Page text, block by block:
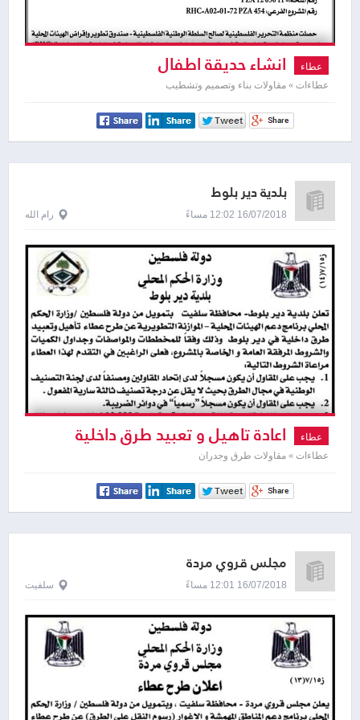
عطاء انشاء حديقة اطفال
عطاءات » مقاولات بناء وتصميم وتشطيب
بلدية دير بلوط
16/07/2018 12:02 مساءً رام الله
عطاء اعادة تاهيل و تعبيد طرق داخلية
عطاءات » مقاولات طرق وجدران
مجلس قروي مردة
16/07/2018 12:01 مساءً سلفيت